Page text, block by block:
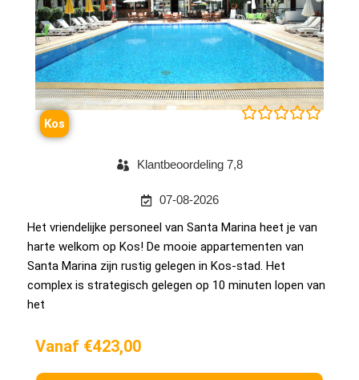

Kos
Klantbeoordeling 7,8
07-08-2026
Het vriendelijke personeel van Santa Marina heet je van
harte welkom op Kos! De mooie appartementen van
Santa Marina zijn rustig gelegen in Kos-stad. Het
complex is strategisch gelegen op 10 minuten lopen van
het
Vanaf €423,00